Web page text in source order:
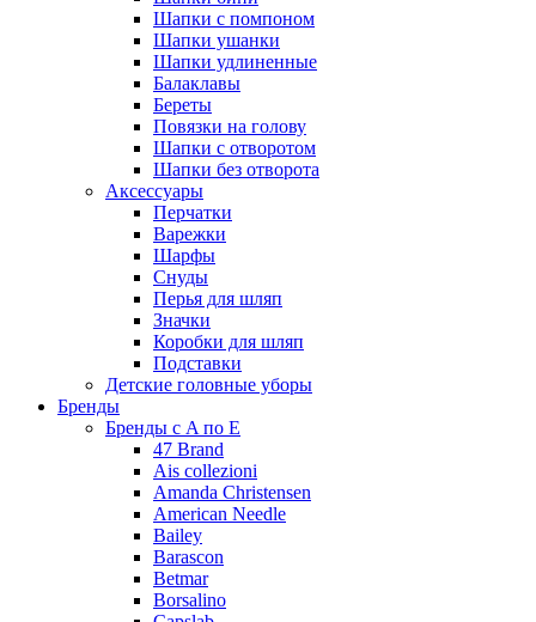
Шапки с помпоном
Шапки ушанки
Шапки удлиненные
Балаклавы
Береты
Повязки на голову
Шапки с отворотом
Шапки без отворота
Аксессуары
Перчатки
Варежки
Шарфы
Снуды
Перья для шляп
Значки
Коробки для шляп
Подставки
Детские головные уборы
Бренды
Бренды с A по E
47 Brand
Ais collezioni
Amanda Christensen
American Needle
Bailey
Barascon
Betmar
Borsalino